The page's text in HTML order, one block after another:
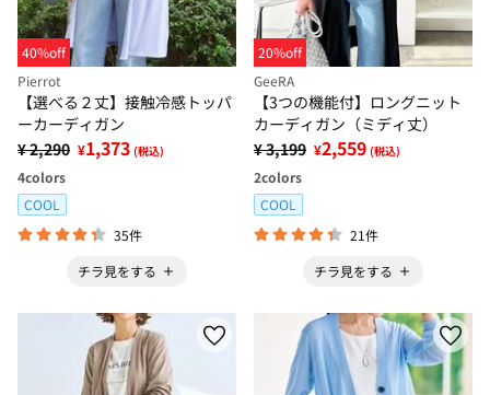
40%off
Pierrot
【選べる２丈】接触冷感トッパ
ーカーディガン
¥ 2,290 ¥1,373 (税込)
4colors
COOL
35件
チラ見をする
20%off
GeeRA
【3つの機能付】ロングニット
カーディガン（ミディ丈）
¥ 3,199 ¥2,559 (税込)
2colors
COOL
21件
チラ見をする